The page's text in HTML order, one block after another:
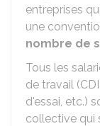
entreprises
une
nombre de
Tous les
de travail (CDI
d'essai, etc.)
collective qui